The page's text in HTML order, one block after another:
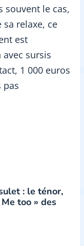
souvent le cas,
sa relaxe, ce
est
sursis
1 000 euros
pas
: le ténor,
too » des